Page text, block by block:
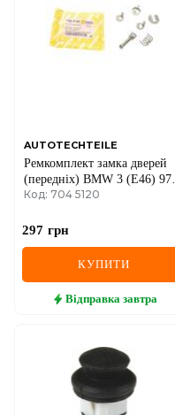
AUTOTECHTEILE
Ремкомплект замка дверей
(передніх) BMW 3 (E46) 97-
06
Код: 704 5120
297 грн
КУПИТИ
Відправка завтра